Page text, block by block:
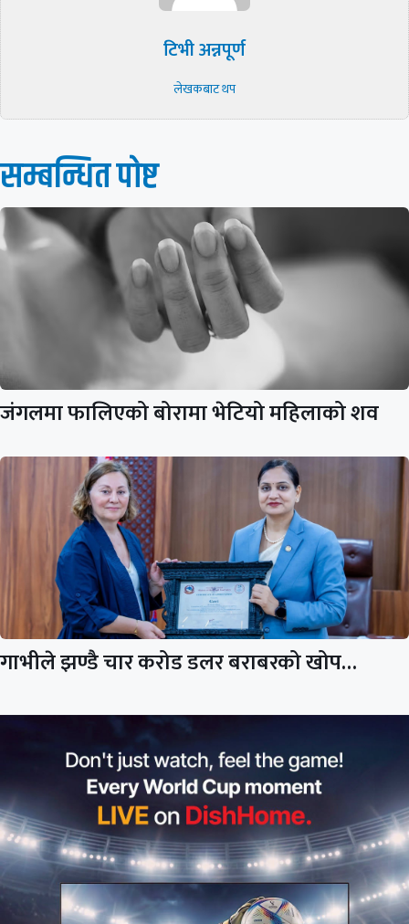
टिभी अन्नपूर्ण
लेखकबाट थप
सम्बन्धित पाेष्ट
जंगलमा फालिएको बोरामा भेटियो महिलाको शव
गाभीले झण्डै चार करोड डलर बराबरको खोप…